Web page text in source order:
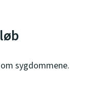
sygdommene.